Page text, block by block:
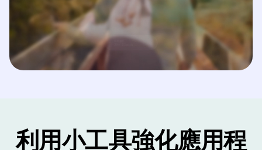
利用小工具強化應用程